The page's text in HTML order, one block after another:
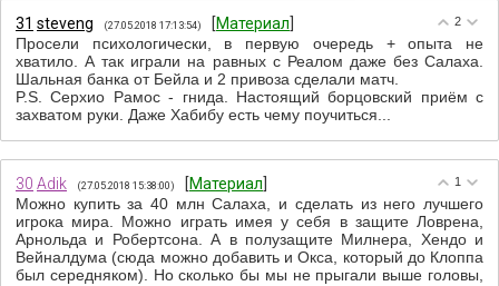
2
31 steveng (27.05.2018 17:13:54) [Материал
Просели психологически, в первую очередь + опыта не
хватило. А так играли на равных с Реалом даже без Салаха.
Шальная банка от Бейла и 2 привоза сделали матч.
P.S. Серхио Рамос - гнида. Настоящий борцовский приём с
захватом руки. Даже Хабибу есть чему поучиться...
1
30 Adik (27.05.2018 15:38:00) [Материал
Можно купить за 40 млн Салаха, и сделать из него лучшего
игрока мира. Можно играть имея у себя в защите Ловрена,
Арнольда и Робертсона. А в полузащите Милнера, Хендо и
Вейналдума (сюда можно добавить и Окса, который до Клоппа
был середняком). Но сколько бы мы не прыгали выше головы,